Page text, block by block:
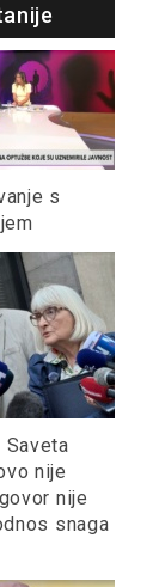
s
nije
nije
snaga